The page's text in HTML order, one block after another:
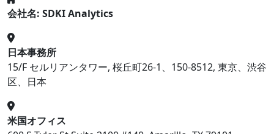
会社名: SDKI Analytics
日本事務所
15/F セルリアンタワー, 桜丘町26-1、150-8512, 東京、渋谷
区、日本
米国オフィス